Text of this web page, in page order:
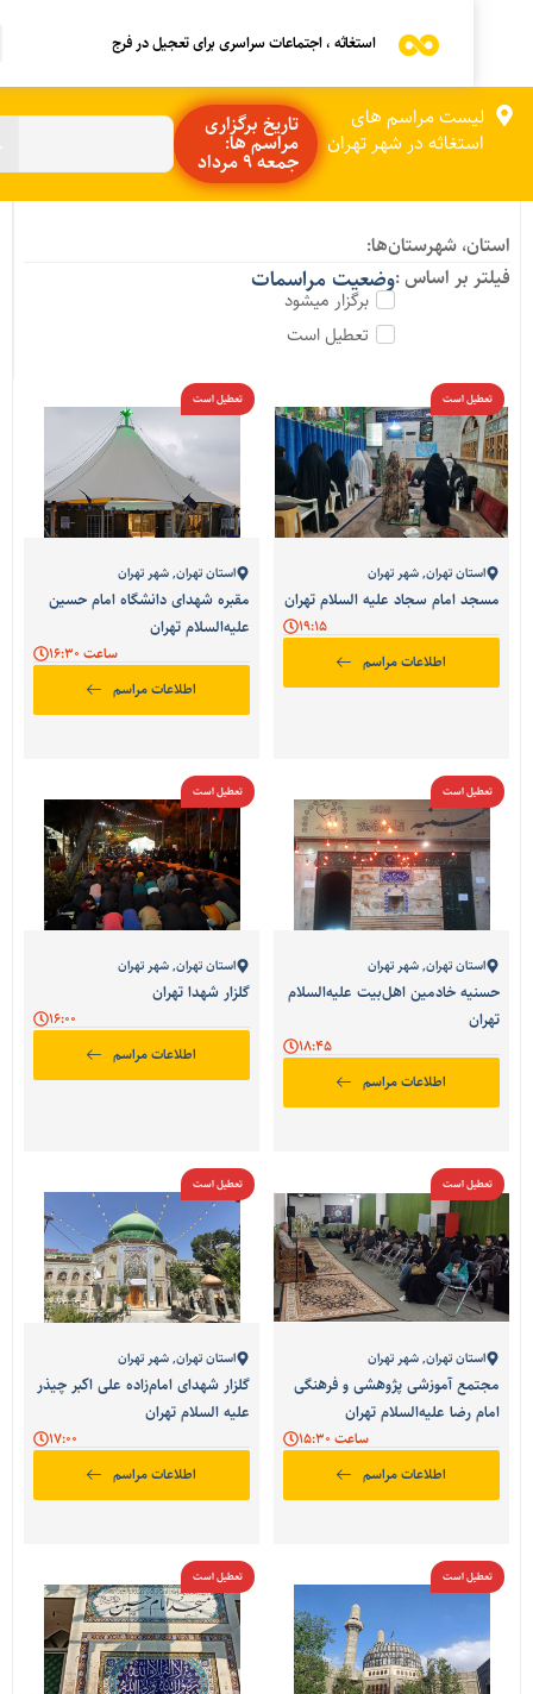
استغاثه ، اجتماعات سراسری برای تعجیل در فرج
لیست مراسم های
استغاثه در شهر تهران
تاریخ برگزاری
مراسم ها:
جمعه 9 مرداد
شهرستان‌ها:
بر اساس :وضعیت مراسمات
برگزار میشود
تعطیل است
تعطیل است
استان تهران,شهر تهران
مسجد امام سجاد علیه السلام تهران
اطلاعات مراسم
تعطیل است
استان تهران,شهر تهران
مقبره شهدای دانشگاه امام حسین
علیه‌السلام تهران
ساعت 16:30
اطلاعات مراسم
تعطیل است
استان تهران,شهر تهران
حسنیه خادمین اهل‌بیت علیه‌السلام
تهران
18:45
اطلاعات مراسم
تعطیل است
استان تهران,شهر تهران
گلزار شهدا تهران
اطلاعات مراسم
تعطیل است
استان تهران,شهر تهران
مجتمع آموزشی پژوهشی و فرهنگی
امام رضا علیه‌السلام تهران
ساعت 15:30
اطلاعات مراسم
تعطیل است
استان تهران,شهر تهران
گلزار شهدای امام‌زاده علی اکبر چیذر
علیه السلام تهران
اطلاعات مراسم
تعطیل است تعطیل است